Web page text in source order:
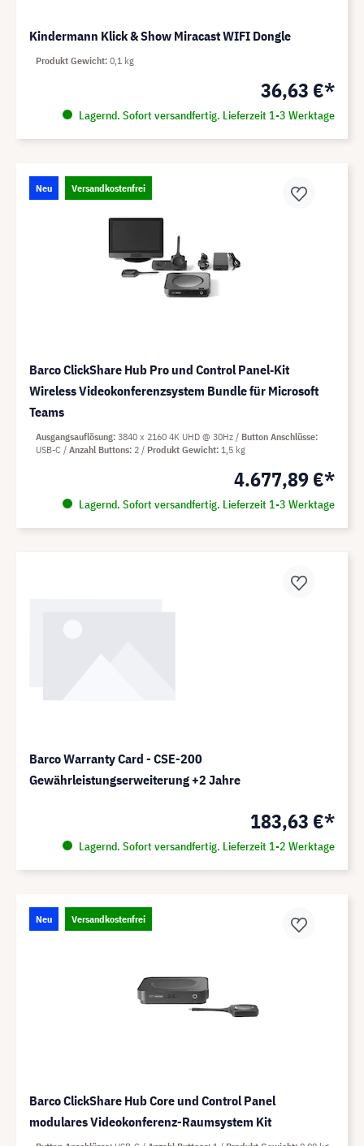
Kindermann Klick & Show Miracast WIFI Dongle
36,63 €*
Lagernd. Sofort versandfertig. Lieferzeit 1-3 Werktage
Produkt Gewicht 0,1 kg
Neu Versandkostenfrei
Barco ClickShare Hub Pro und Control Panel‑Kit
Wireless Videokonferenzsystem Bundle für Microsoft
Teams
4.677,89 €*
Lagernd. Sofort versandfertig. Lieferzeit 1-3 Werktage
Ausgangsauflösung 3840 x 2160 4K UHD @ 30Hz
Button Anschlüsse
USB-C
Anzahl Buttons 2 Produkt Gewicht 1,5 kg
Barco Warranty Card - CSE-200
Gewährleistungserweiterung +2 Jahre
183,63 €*
Lagernd. Sofort versandfertig. Lieferzeit 1-2 Werktage
Neu Versandkostenfrei
Barco ClickShare Hub Core und Control Panel
modulares Videokonferenz-Raumsystem Kit